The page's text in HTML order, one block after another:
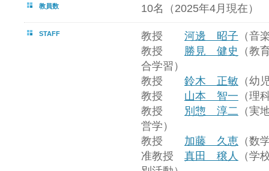
教員数 10名（2025年4月現在）
STAFF 教授 河邊 昭子 （音
教授 勝見 健史
（教
合学習）
教授 鈴木 正敏 （幼
教授 山本 智一 （理
教授 別惣 淳二 （実
営学）
教授 加藤 久恵 （数
准教授 真田 穣人
（学